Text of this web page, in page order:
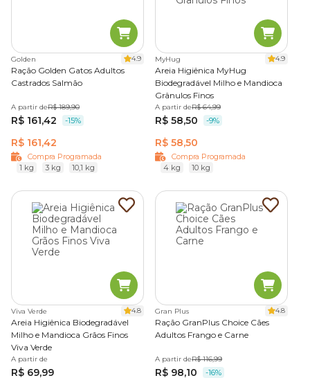
Golden 4.9
Ração Golden Gatos Adultos
Castrados Salmão
A partir deR$ 189,90
R$ 161,42 -15%
R$ 161,42
Compra Programada
1 kg
3 kg 10,1 kg
MyHug 4.9
Areia Higiênica MyHug
Biodegradável Milho e Mandioca
Grânulos Finos
A partir deR$ 64,99
R$ 58,50 -9%
R$ 58,50
Compra Programada
4 kg
10 kg
Viva Verde 4.8
Areia Higiênica Biodegradável
Milho e Mandioca Grãos Finos
Viva Verde
A partir de
R$ 69,99
Gran Plus 4.8
Ração GranPlus Choice Cães
Adultos Frango e Carne
A partir deR$ 116,99
R$ 98,10 -16%